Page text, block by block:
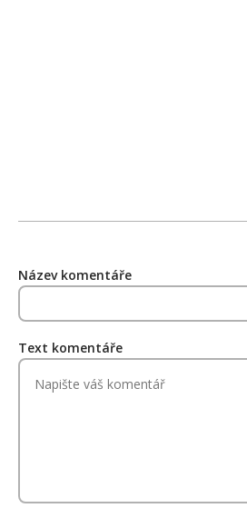
Název komentáře
Text komentáře